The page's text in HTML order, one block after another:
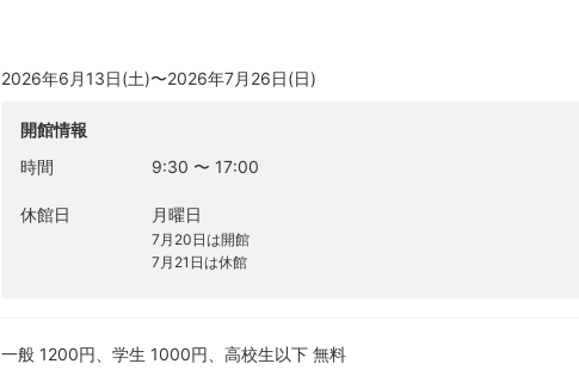
2026年6月13日(土)〜2026年7月26日(日)
開館情報
時間
9:30 〜 17:00
休館日 月曜日
7月20日は開館
7月21日は休館
一般 1200円、学生 1000円、高校生以下 無料